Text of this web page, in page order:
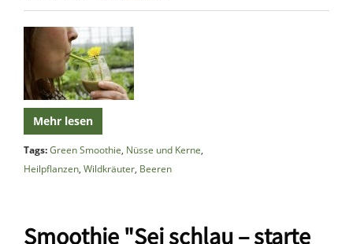
Mehr lesen
Tags:Green Smoothie, Nüsse und Kerne,
Heilpflanzen, Wildkräuter, Beeren
Smoothie "Sei schlau – starte